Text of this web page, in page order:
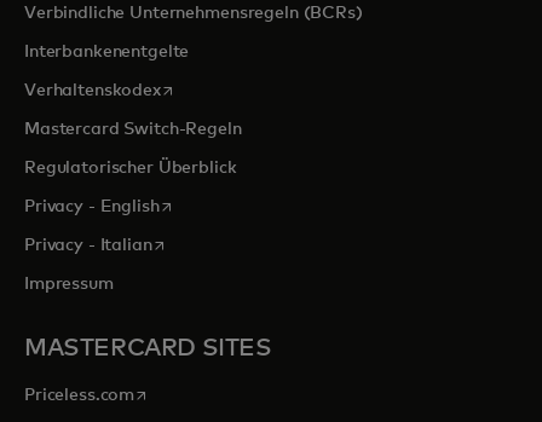
Verbindliche Unternehmensregeln (BCRs)
Interbankenentgelte
Verhaltenskodexwird in einer neuen Registerkarte geöffnet
Mastercard Switch-Regeln
Regulatorischer Überblick
Privacy - Englishwird in einer neuen Registerkarte geöffnet
Privacy - Italianwird in einer neuen Registerkarte geöffnet
Impressum
MASTERCARD SITES
Priceless.com wird in einer neuen Registerkarte geöffnet